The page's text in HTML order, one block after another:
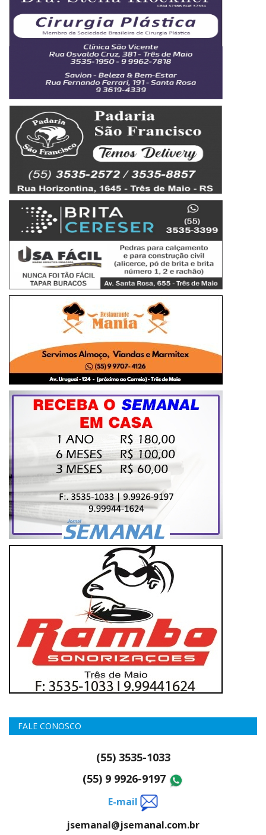
FALE CONOSCO
(55) 3535-1033
(55) 9 9926-9197
E-mail
jsemanal@jsemanal.com.br